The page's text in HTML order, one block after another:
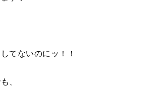
てないのにッ！！
、